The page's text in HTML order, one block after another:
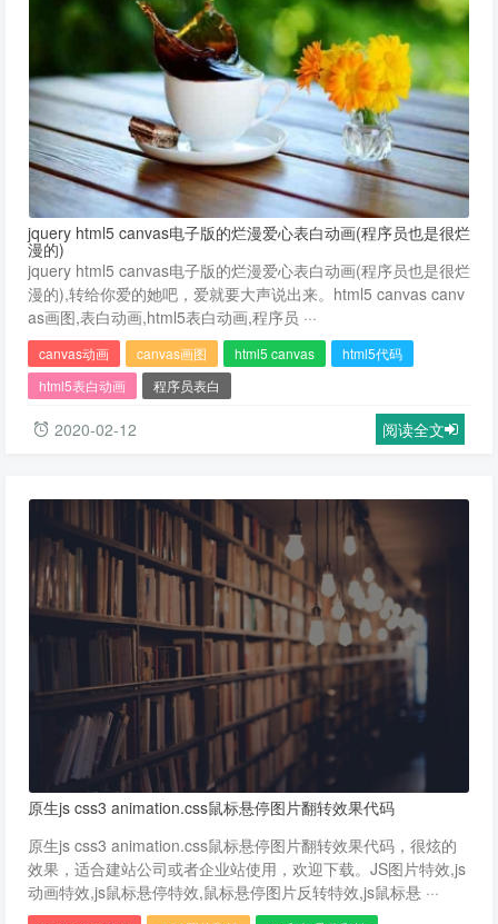
jquery html5 canvas电子版的烂漫爱心表白动画(程序员也是很烂
漫的)
jquery html5 canvas电子版的烂漫爱心表白动画(程序员也是很烂
漫的),转给你爱的她吧，爱就要大声说出来。html5 canvas canv
as画图,表白动画,html5表白动画,程序员 ···
canvas动画 canvas画图 html5 canvas
html5代码
html5表白动画
程序员表白
2020-02-12 阅读全文
原生js css3 animation.css鼠标悬停图片翻转效果代码
原生js css3 animation.css鼠标悬停图片翻转效果代码，很炫的
效果，适合建站公司或者企业站使用，欢迎下载。JS图片特效,js
动画特效,js鼠标悬停特效,鼠标悬停图片反转特效,js鼠标悬 ···